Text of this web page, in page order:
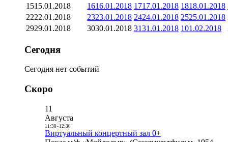
1515.01.2018 1616.01.2018 1717.01.2018 1818.01.2018
2222.01.2018 2323.01.2018 2424.01.2018 2525.01.2018
2929.01.2018 3030.01.2018 3131.01.2018 101.02.2018
Сегодня
Сегодня нет событий
Скоро
11
Августа
11:30- 12:30
Виртуальный концертный зал 0+